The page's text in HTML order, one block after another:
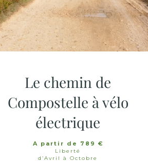
Le chemin de
Compostelle à vélo
électrique
A partir de 789 €
Liberté
d’Avril à Octobre